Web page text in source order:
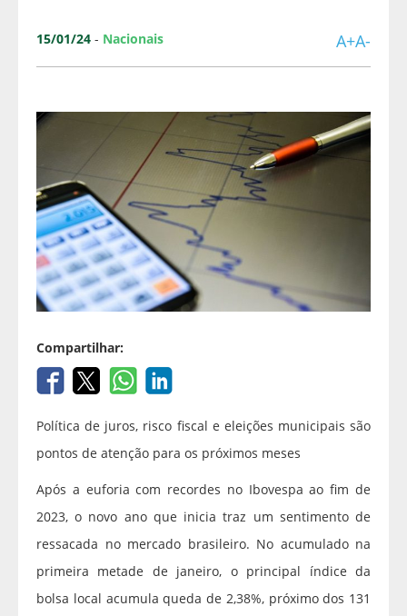
15/01/24 - Nacionais A+A-
Compartilhar:
Política de juros, risco fiscal e eleições municipais são
pontos de atenção para os próximos meses
Após a euforia com recordes no Ibovespa ao fim de
2023, o novo ano que inicia traz um sentimento de
ressacada no mercado brasileiro. No acumulado na
primeira metade de janeiro, o principal índice da
bolsa local acumula queda de 2,38%, próximo dos 131